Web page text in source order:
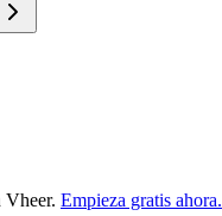
Vheer. Empieza gratis ahora.